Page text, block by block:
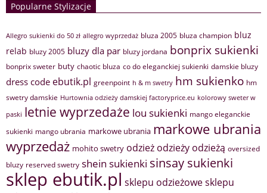
Popularne Stylizacje
Allegro sukienki do 50 zł allegro wyprzedaż bluza 2005 bluza champion bluz
relab bluzy 2005 bluzy dla par bluzy jordana bonprix sukienki
bonprix sweter buty chaotic bluza co do eleganckiej sukienki damskie bluzy
dress code ebutik.pl greenpoint h & m swetry hm sukienko hm
swetry damskie Hurtownia odzieży damskiej factoryprice.eu kolorowy sweter w
paski letnie wyprzedaże lou sukienki mango eleganckie
sukienki mango ubrania markowe ubrania markowe ubrania
wyprzedaż mohito swetry odzież odzieży odzieżą oversized
bluzy reserved swetry shein sukienki sinsay sukienki
sklep ebutik.pl sklepu odzieżowesklepu